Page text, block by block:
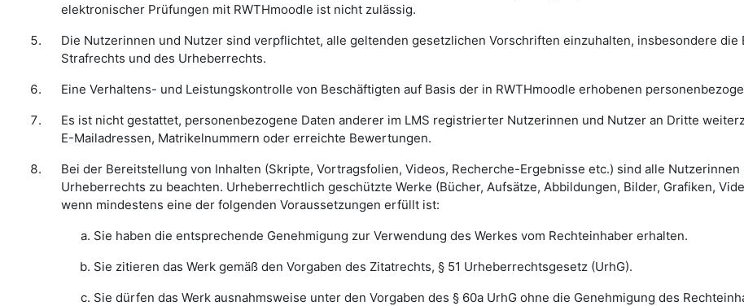
elektronischer Prüfungen mit RWTHmoodle ist nicht zulässig.
Die Nutzerinnen und Nutzer sind verpflichtet, alle geltenden gesetzlichen Vorschriften einzuhalten, insbesondere
Strafrechts und des Urheberrechts.
Eine Verhaltens- und Leistungskontrolle von Beschäftigten auf Basis der in RWTHmoodle erhobenen
Es ist nicht gestattet, personenbezogene Daten anderer im LMS registrierter Nutzerinnen und Nutzer an Dritte
E-Mailadressen, Matrikelnummern oder erreichte Bewertungen.
Bei der Bereitstellung von Inhalten (Skripte, Vortragsfolien, Videos, Recherche-Ergebnisse etc.) sind alle
Urheberrechts zu beachten. Urheberrechtlich geschützte Werke (Bücher, Aufsätze, Abbildungen, Bilder, Grafiken,
wenn mindestens eine der folgenden Voraussetzungen erfüllt ist:
Sie haben die entsprechende Genehmigung zur Verwendung des Werkes vom Rechteinhaber erhalten.
Sie zitieren das Werk gemäß den Vorgaben des Zitatrechts, § 51 Urheberrechtsgesetz (UrhG).
Sie dürfen das Werk ausnahmsweise unter den Vorgaben des § 60a UrhG ohne die Genehmigung des